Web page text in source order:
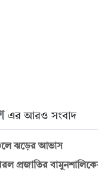
এর আরও সংবাদ
ঝড়ের আভাস
প্রজাতির